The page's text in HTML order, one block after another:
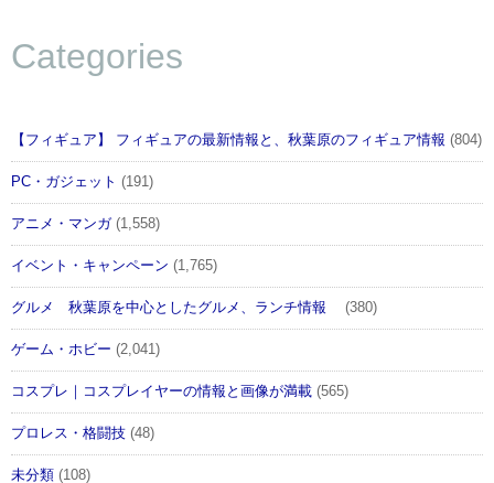
Categories
【フィギュア】 フィギュアの最新情報と、秋葉原のフィギュア情報 (804)
PC・ガジェット (191)
アニメ・マンガ(1,558)
イベント・キャンペーン (1,765)
グルメ 秋葉原を中心としたグルメ、ランチ情報 (380)
ゲーム・ホビー (2,041)
コスプレ｜コスプレイヤーの情報と画像が満載 (565)
プロレス・格闘技 (48)
未分類 (108)